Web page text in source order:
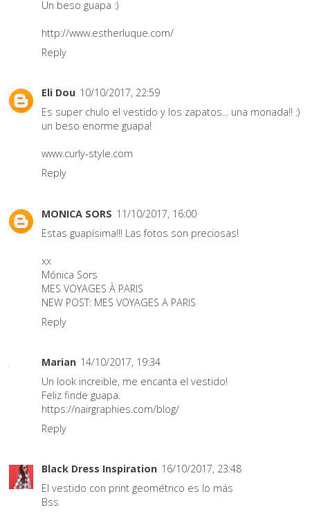
Un beso guapa :)
http://www.estherluque.com/
Reply
Eli Dou 10/10/2017, 22:59
Es super chulo el vestido y los zapatos... una monada!! :)
un beso enorme guapa!
www.curly-style.com
Reply
MONICA SORS 11/10/2017, 16:00
Estas guapísima!!! Las fotos son preciosas!
xx
Mónica Sors
MES VOYAGES À PARIS
NEW POST: MES VOYAGES A PARIS
Reply
Marian 14/10/2017, 19:34
Un look increible, me encanta el vestido!
Feliz finde guapa.
https://nairgraphies.com/blog/
Reply
Black Dress Inspiration 16/10/2017, 23:48
El vestido con print geométrico es lo más
Bss